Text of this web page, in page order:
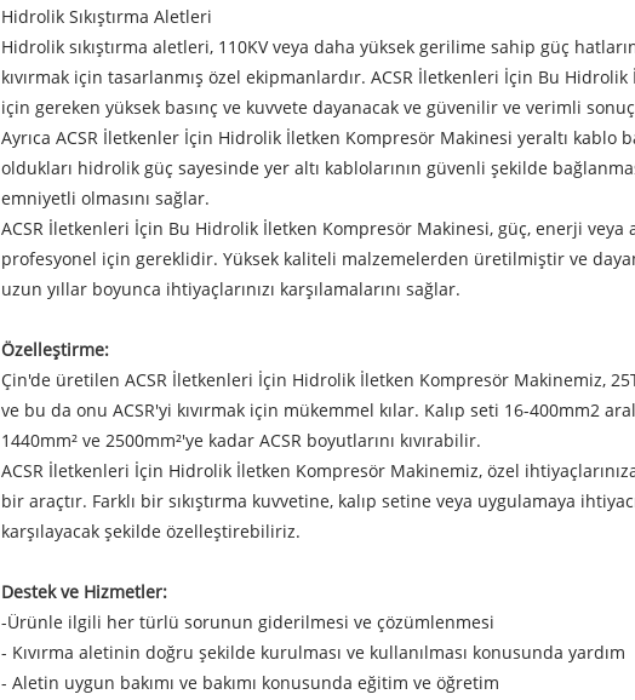
Hidrolik Sıkıştırma Aletleri
Hidrolik sıkıştırma aletleri, 110KV veya daha yüksek gerilime sahip güç
kıvırmak için tasarlanmış özel ekipmanlardır. ACSR İletkenleri İçin Bu
için gereken yüksek basınç ve kuvvete dayanacak ve güvenilir ve verimli
Ayrıca ACSR İletkenler İçin Hidrolik İletken Kompresör Makinesi yeraltı kablo
oldukları hidrolik güç sayesinde yer altı kablolarının güvenli şekilde
emniyetli olmasını sağlar.
ACSR İletkenleri İçin Bu Hidrolik İletken Kompresör Makinesi, güç, enerji
profesyonel için gereklidir. Yüksek kaliteli malzemelerden üretilmiştir ve
uzun yıllar boyunca ihtiyaçlarınızı karşılamalarını sağlar.
Özelleştirme:
Çin'de üretilen ACSR İletkenleri İçin Hidrolik İletken Kompresör Makinemiz,
ve bu da onu ACSR'yi kıvırmak için mükemmel kılar. Kalıp seti 16-400mm2
1440mm² ve ​​2500mm²'ye kadar ACSR boyutlarını kıvırabilir.
ACSR İletkenleri İçin Hidrolik İletken Kompresör Makinemiz, özel
bir araçtır. Farklı bir sıkıştırma kuvvetine, kalıp setine veya uygulamaya
karşılayacak şekilde özelleştirebiliriz.
Destek ve Hizmetler:
-Ürünle ilgili her türlü sorunun giderilmesi ve çözümlenmesi
- Kıvırma aletinin doğru şekilde kurulması ve kullanılması konusunda yardım
- Aletin uygun bakımı ve bakımı konusunda eğitim ve öğretim